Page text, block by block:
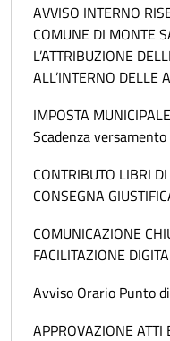
AVVISO INTERNO
COMUNE DI MONTE
L’ATTRIBUZIONE
ALL’INTERNO
IMPOSTA
Scadenza
CONTRIBUTO LIBRI
CONSEGNA
COMUNICAZIONE
FACILITAZIONE
Avviso Orario Punto
APPROVAZIONE